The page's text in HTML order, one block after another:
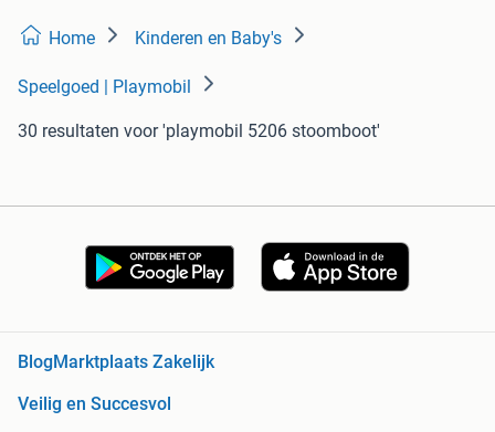
Home Kinderen en Baby's
Speelgoed | Playmobil
30 resultaten voor 'playmobil 5206 stoomboot'
BlogMarktplaats Zakelijk
Veilig en Succesvol